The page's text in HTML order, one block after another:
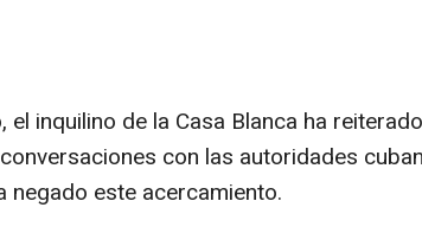
el inquilino de la Casa Blanca ha
con las autoridades
negado este acercamiento.